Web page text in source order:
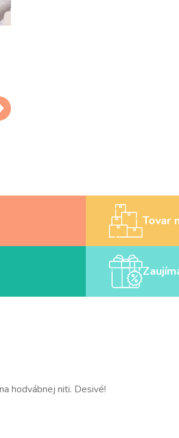
Tovar
hodvábnej niti. Desivé!